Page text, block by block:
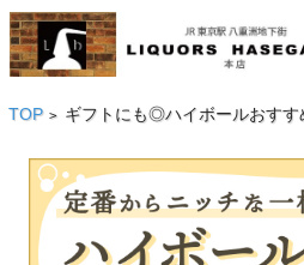
TOP > ギフトにも◎ハイボールおすす